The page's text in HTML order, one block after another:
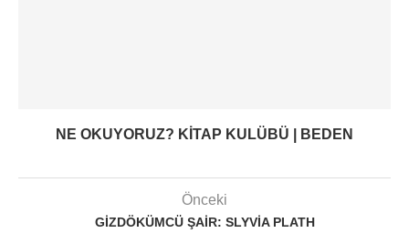
NE OKUYORUZ? KITAP KULÜBÜ | BEDEN
Önceki
GIZDÖKÜMCÜ ŞAIR: SLYVIA PLATH